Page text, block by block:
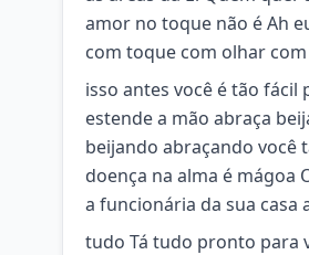
amor no toque não é Ah
com toque com olhar
isso antes você é tão
estende a mão abraça
beijando abraçando você
doença na alma é mágoa
a funcionária da sua casa
tudo Tá tudo pronto para